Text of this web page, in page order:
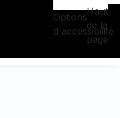
Options
d'accessibilité
Haut
de la
page